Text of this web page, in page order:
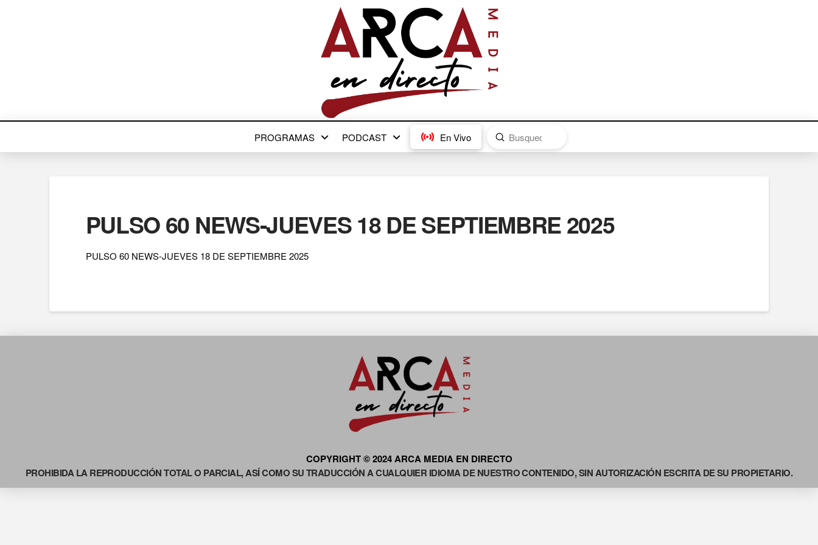
PROGRAMAS PODCAST En Vivo
Search
Submit
PULSO 60 NEWS-JUEVES 18 DE SEPTIEMBRE 2025
PULSO 60 NEWS-JUEVES 18 DE SEPTIEMBRE 2025
COPYRIGHT © 2024 ARCA MEDIA EN DIRECTO
PROHIBIDA LA REPRODUCCIÓN TOTAL O PARCIAL, ASÍ COMO SU TRADUCCIÓN A CUALQUIER IDIOMA DE NUESTRO CONTENIDO, SIN AUTORIZACIÓN ESCRITA DE SU PROPIETARIO.